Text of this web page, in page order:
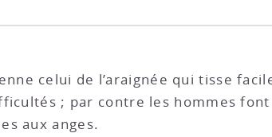
celui de l’araignée qui tisse
; par contre les hommes
aux anges.